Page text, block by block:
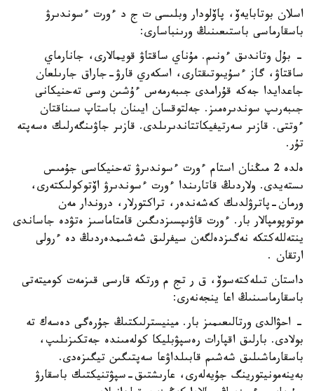
اسلان بوتابايەۆ، پاۆلودار وبلىسى ت ج د ءورت ءسوندىرۋ
باسقارماسى باستىعىنىڭ ورىنباسارى:
- بۇل وتاندىق ءونىم. مۇناي ساقتاۋ قويمالارى، جانارماي
ساقتاۋ، گاز ءسۇيىوتىقتارى، اسكەري قارۋ-جاراق جارىلعان
جاعدايدا جەكە قۇرامدى جىبەرمەس ءۇشىن وسى تەحنيكانى
جىبەرىپ سوندىرەمىز. جەلتوقسان ايىنان باستاپ سىناقتان
ءوتتى. قازىر سەرتيفيكاتتاندىرىلدى. قازىر جاۋىنگەرلىك ەسەپتە
تۇر.
ەلدە 2 مىڭنان استام ءورت ءسوندىرۋ تەحنيكاسى جۇمىس
ىستەيدى. ولاردىڭ قاتارىندا ءورت ءسوندىرۋ اۆتوكولىكتەرى،
ورمان-پاترۋلدىك كەشەندەر، تراكتورلار، دروندار مەن
موتوپومپالار بار. ءورت قاۋىپسىزدىگىن قامتاماسىز ەتۋدە جاساندى
ينتەللەكتكە نەگىزدەلگەن سيفرلىق شەشىمدەردىڭ دە ءرولى
ارتقان .
داستان تىلەكتەسوۆ، ق ر تج م ورتكە قارسى قىزمەت كوميتەتى
باسقارماسىنىڭ اعا ينجەنەرى:
- احۋالدى ورتالىعىمىز بار. مينيسترلىكتىڭ جۇرەگى دەسەك تە
بولادى. بارلىق اقپارات رەسپۋبليكا كولەمىندە جەتكىزىلىپ،
باسقارماشىلىق شەشىم قابىلداۋعا سەپتىگىن تيگىزەدى.
بەينەمونيتورينگ جۇيەلەرى، عارىشتىق-سپۋتنيكتىك باسقارۋ